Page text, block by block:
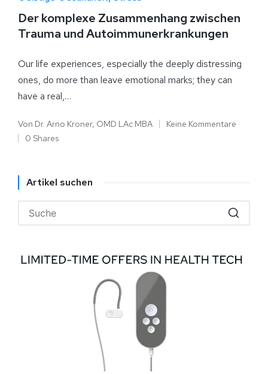
Der komplexe Zusammenhang zwischen
Trauma und Autoimmunerkrankungen
Our life experiences, especially the deeply distressing
ones, do more than leave emotional marks; they can
have a real,…
Von Dr. Arno Kroner, OMD LAc MBA
Keine Kommentare
0 Shares
Artikel suchen